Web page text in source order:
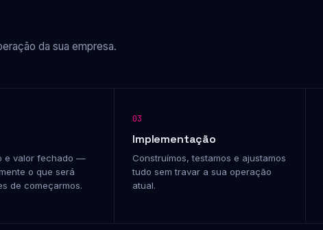
da sua empresa.
e valor fechado —
o que será
de começarmos.
03
Implementação
Construímos, testamos e ajustamos
tudo sem travar a sua operação
atual.